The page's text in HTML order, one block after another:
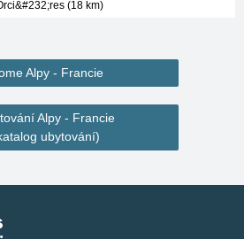
(18 km)
Alpy - Francie
Alpy - Francie
ubytování)